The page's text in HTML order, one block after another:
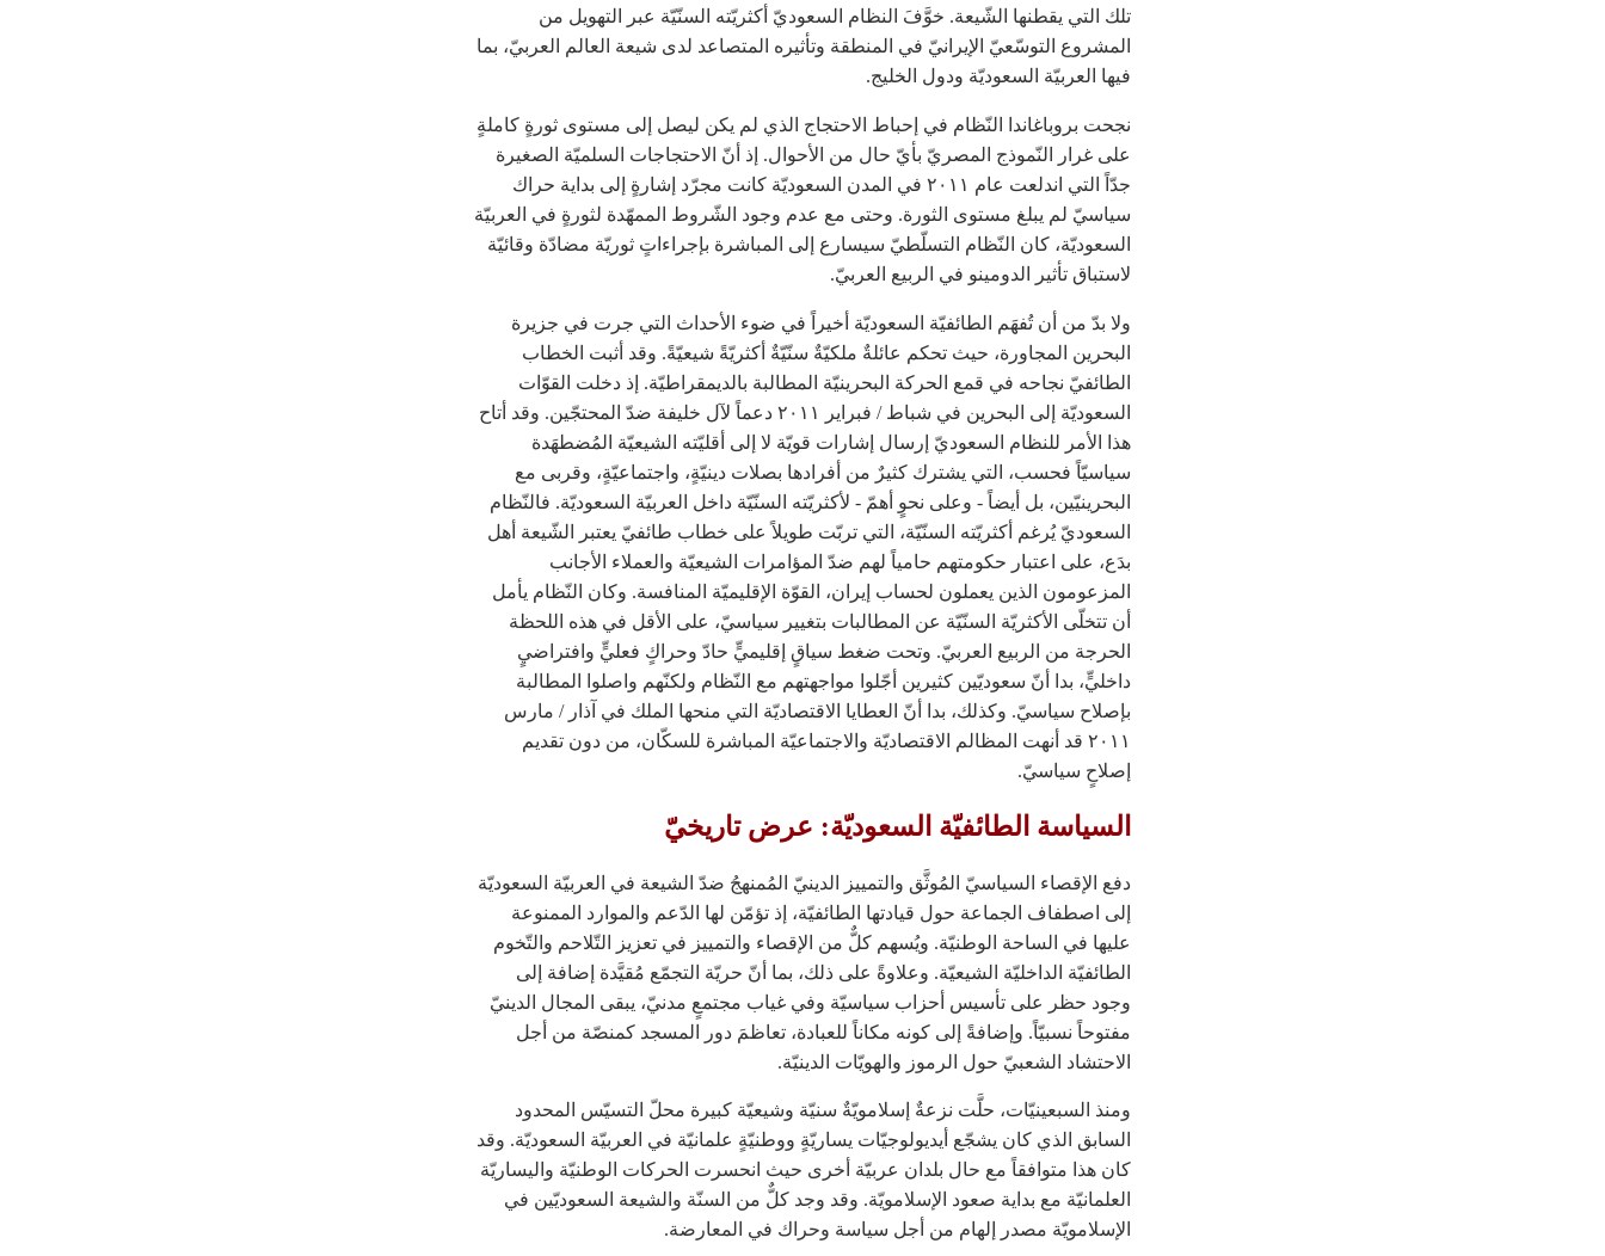
تلك التي يقطنها الشّيعة. خوَّفَ النظام السعوديّ أكثريّته السنّيّة عبر التهويل من
المشروع التوسّعيّ الإيرانيّ في المنطقة وتأثيره المتصاعد لدى شيعة العالم العربيّ، بما
فيها العربيّة السعوديّة ودول الخليج.
نجحت بروباغاندا النّظام في إحباط الاحتجاج الذي لم يكن ليصل إلى مستوى ثورةٍ كاملةٍ
على غرار النّموذج المصريّ بأيّ حال من الأحوال. إذ أنّ الاحتجاجات السلميّة الصغيرة
جدّاً التي اندلعت عام ٢٠١١ في المدن السعوديّة كانت مجرّد إشارةٍ إلى بداية حراك
سياسيّ لم يبلغ مستوى الثورة. وحتى مع عدم وجود الشّروط الممهّدة لثورةٍ في العربيّة
السعوديّة، كان النّظام التسلّطيّ سيسارع إلى المباشرة بإجراءاتٍ ثوريّة مضادّة وقائيّة
لاستباق تأثير الدومينو في الربيع العربيّ.
ولا بدّ من أن تُفهَم الطائفيّة السعوديّة أخيراً في ضوء الأحداث التي جرت في جزيرة
البحرين المجاورة، حيث تحكم عائلةٌ ملكيّةٌ سنّيّةٌ أكثريّةً شيعيّةً. وقد أثبت الخطاب
الطائفيّ نجاحه في قمع الحركة البحرينيّة المطالبة بالديمقراطيّة. إذ دخلت القوّات
السعوديّة إلى البحرين في شباط / فبراير ٢٠١١ دعماً لآل خليفة ضدّ المحتجّين. وقد أتاح
هذا الأمر للنظام السعوديّ إرسال إشارات قويّة لا إلى أقليّته الشيعيّة المُضطهَدة
سياسيّاً فحسب، التي يشترك كثيرٌ من أفرادها بصلات دينيّةٍ، واجتماعيّةٍ، وقربى مع
البحرينيّين، بل أيضاً - وعلى نحوٍ أهمّ - لأكثريّته السنّيّة داخل العربيّة السعوديّة. فالنّظام
السعوديّ يُرغم أكثريّته السنّيّة، التي تربّت طويلاً على خطاب طائفيّ يعتبر الشّيعة أهل
بدَع، على اعتبار حكومتهم حامياً لهم ضدّ المؤامرات الشيعيّة والعملاء الأجانب
المزعومون الذين يعملون لحساب إيران، القوّة الإقليميّة المنافسة. وكان النّظام يأمل
أن تتخلّى الأكثريّة السنّيّة عن المطالبات بتغيير سياسيّ، على الأقل في هذه اللحظة
الحرجة من الربيع العربيّ. وتحت ضغط سياقٍ إقليميٍّ حادّ وحراكٍ فعليٍّ وافتراضيٍ
داخليٍّ، بدا أنّ سعوديّين كثيرين أجّلوا مواجهتهم مع النّظام ولكنّهم واصلوا المطالبة
بإصلاح سياسيّ. وكذلك، بدا أنّ العطايا الاقتصاديّة التي منحها الملك في آذار / مارس
٢٠١١ قد أنهت المظالم الاقتصاديّة والاجتماعيّة المباشرة للسكّان، من دون تقديم
إصلاحٍ سياسيّ.
السياسة الطائفيّة السعوديّة: عرض تاريخيّ
دفع الإقصاء السياسيّ المُوثَّق والتمييز الدينيّ المُمنهجُ ضدّ الشيعة في العربيّة السعوديّة
إلى اصطفاف الجماعة حول قيادتها الطائفيّة، إذ تؤمّن لها الدّعم والموارد الممنوعة
عليها في الساحة الوطنيّة. ويُسهم كلٌّ من الإقصاء والتمييز في تعزيز التّلاحم والتّخوم
الطائفيّة الداخليّة الشيعيّة. وعلاوةً على ذلك، بما أنّ حريّة التجمّع مُقيَّدة إضافة إلى
وجود حظر على تأسيس أحزاب سياسيّة وفي غياب مجتمعٍ مدنيّ، يبقى المجال الدينيّ
مفتوحاً نسبيّاً. وإضافةً إلى كونه مكاناً للعبادة، تعاظمَ دور المسجد كمنصّة من أجل
الاحتشاد الشعبيّ حول الرموز والهويّات الدينيّة.
ومنذ السبعينيّات، حلَّت نزعةٌ إسلامويّةٌ سنيّة وشيعيّة كبيرة محلّ التسيّس المحدود
السابق الذي كان يشجّع أيديولوجيّات يساريّةٍ ووطنيّةٍ علمانيّة في العربيّة السعوديّة. وقد
كان هذا متوافقاً مع حال بلدان عربيّة أخرى حيث انحسرت الحركات الوطنيّة واليساريّة
العلمانيّة مع بداية صعود الإسلامويّة. وقد وجد كلٌّ من السنّة والشيعة السعوديّين في
الإسلامويّة مصدر إلهام من أجل سياسة وحراك في المعارضة.